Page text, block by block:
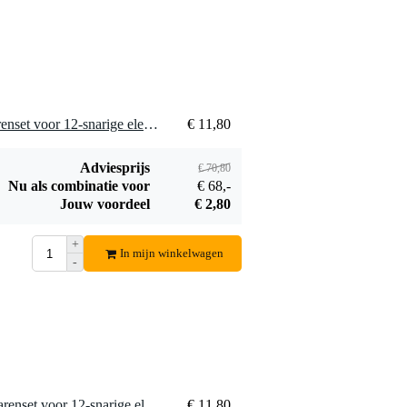
6 x Daddario EXL150 snarenset voor 12-snarige elektrische gitaar € 11,80
Adviesprijs € 70,80
Nu als combinatie voor
€ 68,-
Jouw voordeel
€ 2,80
+
-
In mijn winkelwagen